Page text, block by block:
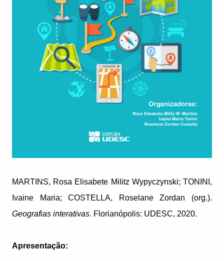
MARTINS, Rosa Elisabete Militz Wypyczynski; TONINI,
Ivaine Maria; COSTELLA, Roselane Zordan (org.).
Geografias interativas. Florianópolis: UDESC, 2020.
Apresentação: